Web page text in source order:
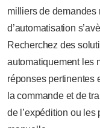
milliers de
d’automatisation
Recherchez des
automatiquement les
réponses pertinentes
la commande et de
de l’expédition ou